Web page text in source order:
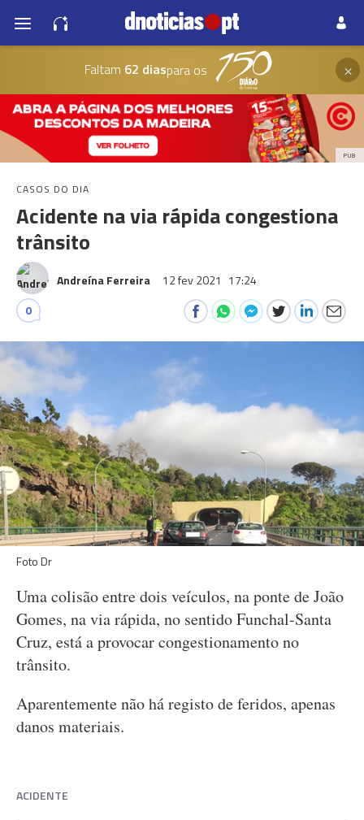
Faltam 62 diaspara os ×
PUB
CASOS DO DIA
Acidente na via rápida congestiona
trânsito
Andreína Ferreira 12 fev 2021 17:24
0
Foto Dr
Uma colisão entre dois veículos, na ponte de João
Gomes, na via rápida, no sentido Funchal-Santa
Cruz, está a provocar congestionamento no
trânsito.
Aparentemente não há registo de feridos, apenas
danos materiais.
ACIDENTE